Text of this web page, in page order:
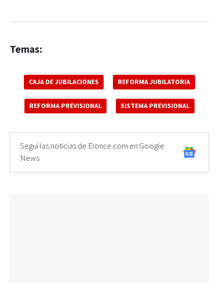
Temas:
CAJA DE JUBILACIONES REFORMA JUBILATORIA
REFORMA PREVISIONAL SISTEMA PREVISIONAL
Seguí las noticias de Elonce.com en Google
News